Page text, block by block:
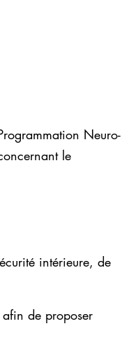
Neuro-
le
intérieure, de
de proposer